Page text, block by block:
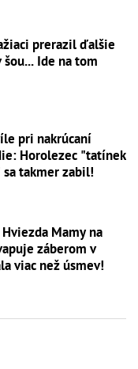
prerazil ďalšie
šou... Ide na tom
pri nakrúcaní
Horolezec "tatínek
takmer zabil!
Mamy na
záberom v
viac než úsmev!